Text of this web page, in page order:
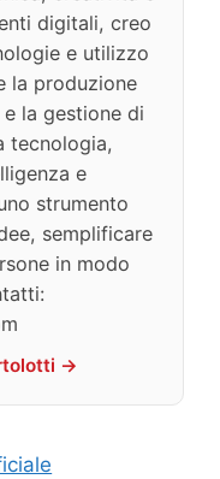
digitali, creo
e utilizzo
la produzione
la gestione di
tecnologia,
e
strumento
semplificare
in modo
→